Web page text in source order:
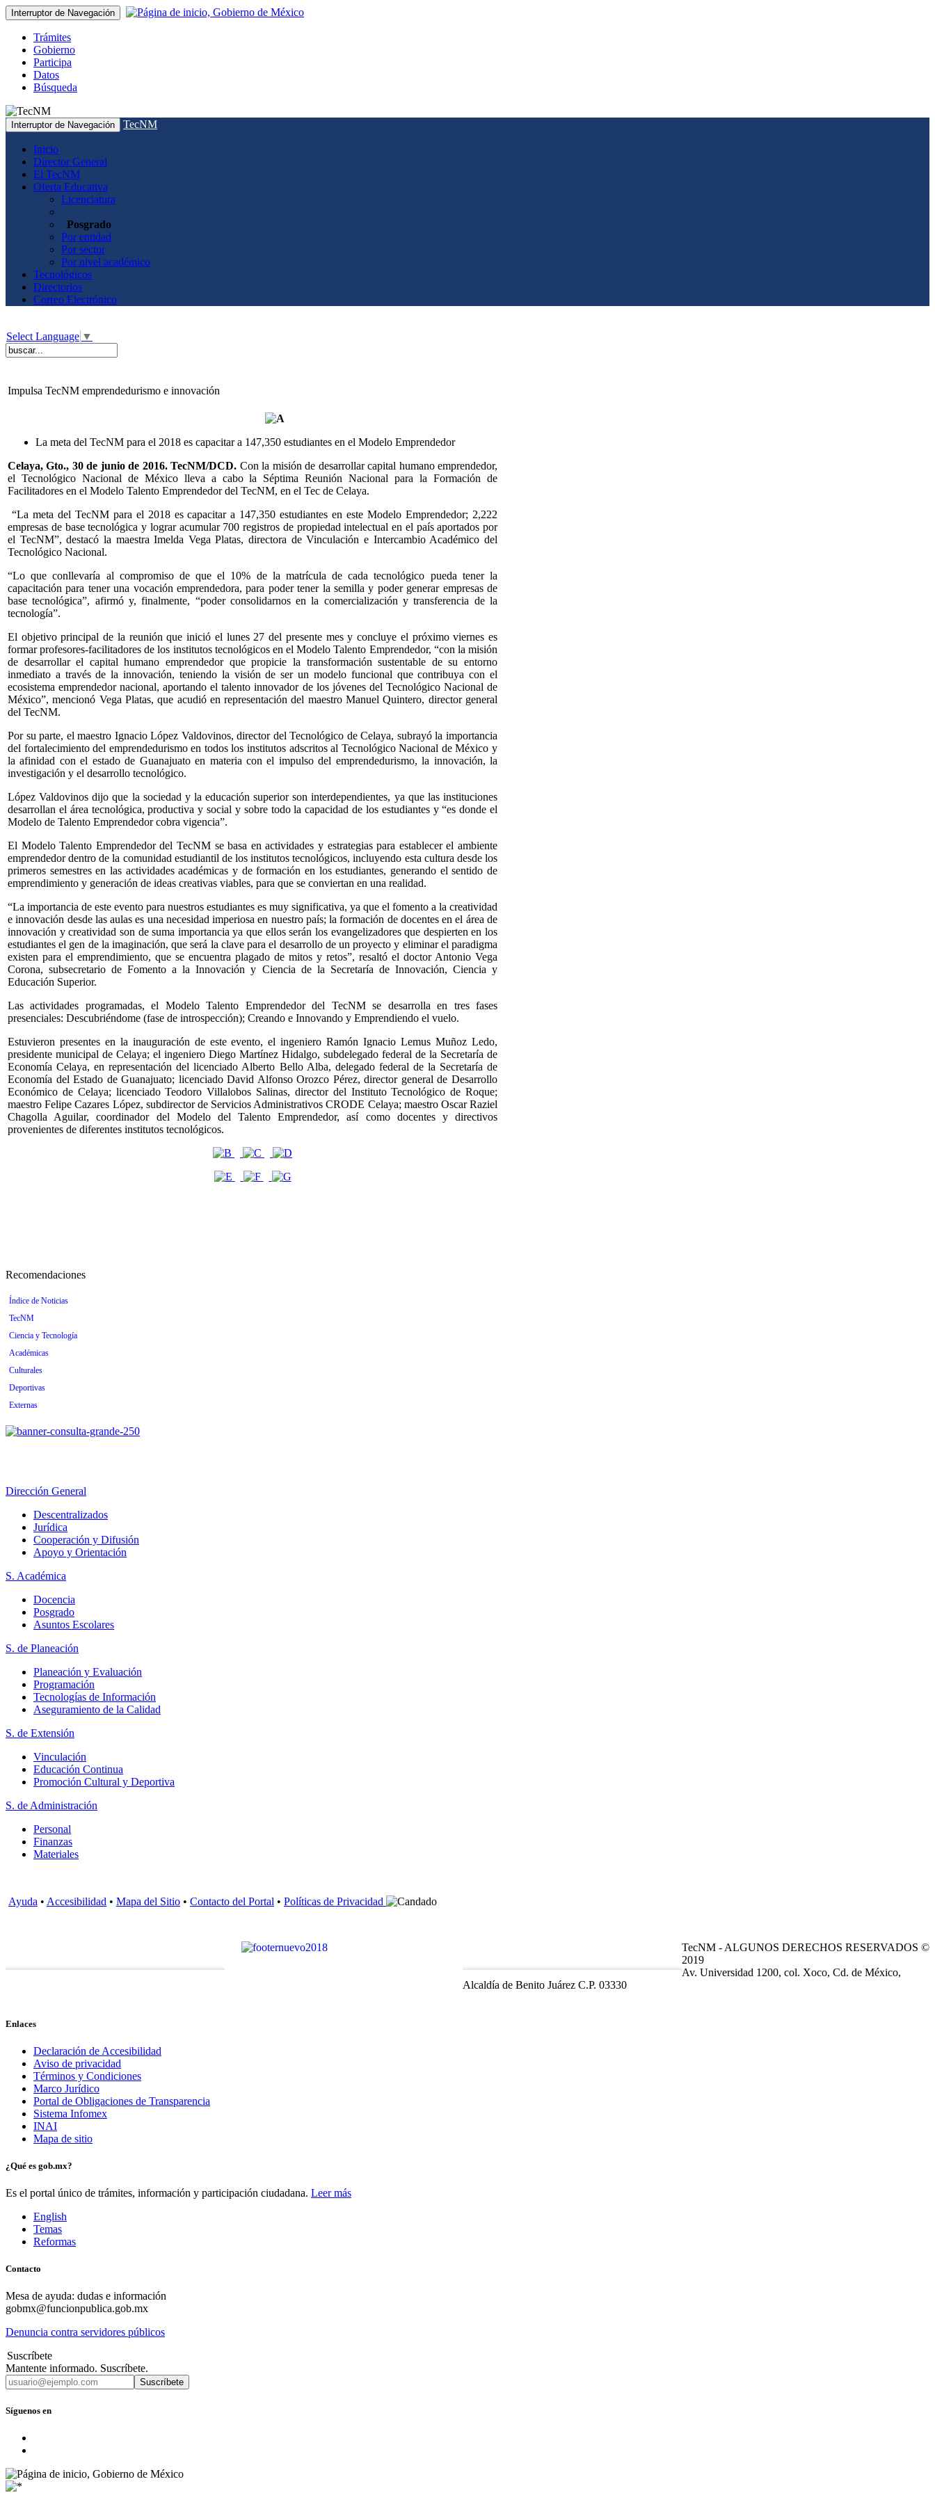
Interruptor de Navegación
Trámites
Gobierno
Participa
Datos
Búsqueda
Interruptor de Navegación TecNM
Inicio
Director General
El TecNM
Oferta Educativa
Licenciatura
Posgrado
Por entidad
Por sector
Por nivel académico
Tecnológicos
Directorios
Correo Electrónico
Select Language ▼
Impulsa TecNM emprendedurismo e innovación
La meta del TecNM para el 2018 es capacitar a 147,350 estudiantes en el Modelo Emprendedor
Celaya, Gto., 30 de junio de 2016. TecNM/DCD. Con la misión de desarrollar capital humano emprendedor,
el Tecnológico Nacional de México lleva a cabo la Séptima Reunión Nacional para la Formación de
Facilitadores en el Modelo Talento Emprendedor del TecNM, en el Tec de Celaya.
“La meta del TecNM para el 2018 es capacitar a 147,350 estudiantes en este Modelo Emprendedor; 2,222
empresas de base tecnológica y lograr acumular 700 registros de propiedad intelectual en el país aportados por
el TecNM”, destacó la maestra Imelda Vega Platas, directora de Vinculación e Intercambio Académico del
Tecnológico Nacional.
“Lo que conllevaría al compromiso de que el 10% de la matrícula de cada tecnológico pueda tener la
capacitación para tener una vocación emprendedora, para poder tener la semilla y poder generar empresas de
base tecnológica”, afirmó y, finalmente, “poder consolidarnos en la comercialización y transferencia de la
tecnología”.
El objetivo principal de la reunión que inició el lunes 27 del presente mes y concluye el próximo viernes es
formar profesores-facilitadores de los institutos tecnológicos en el Modelo Talento Emprendedor, “con la misión
de desarrollar el capital humano emprendedor que propicie la transformación sustentable de su entorno
inmediato a través de la innovación, teniendo la visión de ser un modelo funcional que contribuya con el
ecosistema emprendedor nacional, aportando el talento innovador de los jóvenes del Tecnológico Nacional de
México”, mencionó Vega Platas, que acudió en representación del maestro Manuel Quintero, director general
del TecNM.
Por su parte, el maestro Ignacio López Valdovinos, director del Tecnológico de Celaya, subrayó la importancia
del fortalecimiento del emprendedurismo en todos los institutos adscritos al Tecnológico Nacional de México y
la afinidad con el estado de Guanajuato en materia con el impulso del emprendedurismo, la innovación, la
investigación y el desarrollo tecnológico.
López Valdovinos dijo que la sociedad y la educación superior son interdependientes, ya que las instituciones
desarrollan el área tecnológica, productiva y social y sobre todo la capacidad de los estudiantes y “es donde el
Modelo de Talento Emprendedor cobra vigencia”.
El Modelo Talento Emprendedor del TecNM se basa en actividades y estrategias para establecer el ambiente
emprendedor dentro de la comunidad estudiantil de los institutos tecnológicos, incluyendo esta cultura desde los
primeros semestres en las actividades académicas y de formación en los estudiantes, generando el sentido de
emprendimiento y generación de ideas creativas viables, para que se conviertan en una realidad.
“La importancia de este evento para nuestros estudiantes es muy significativa, ya que el fomento a la creatividad
e innovación desde las aulas es una necesidad imperiosa en nuestro país; la formación de docentes en el área de
innovación y creatividad son de suma importancia ya que ellos serán los evangelizadores que despierten en los
estudiantes el gen de la imaginación, que será la clave para el desarrollo de un proyecto y eliminar el paradigma
existen para el emprendimiento, que se encuentra plagado de mitos y retos”, resaltó el doctor Antonio Vega
Corona, subsecretario de Fomento a la Innovación y Ciencia de la Secretaría de Innovación, Ciencia y
Educación Superior.
Las actividades programadas, el Modelo Talento Emprendedor del TecNM se desarrolla en tres fases
presenciales: Descubriéndome (fase de introspección); Creando e Innovando y Emprendiendo el vuelo.
Estuvieron presentes en la inauguración de este evento, el ingeniero Ramón Ignacio Lemus Muñoz Ledo,
presidente municipal de Celaya; el ingeniero Diego Martínez Hidalgo, subdelegado federal de la Secretaría de
Economía Celaya, en representación del licenciado Alberto Bello Alba, delegado federal de la Secretaría de
Economía del Estado de Guanajuato; licenciado David Alfonso Orozco Pérez, director general de Desarrollo
Económico de Celaya; licenciado Teodoro Villalobos Salinas, director del Instituto Tecnológico de Roque;
maestro Felipe Cazares López, subdirector de Servicios Administrativos CRODE Celaya; maestro Oscar Raziel
Chagolla Aguilar, coordinador del Modelo del Talento Emprendedor, así como docentes y directivos
provenientes de diferentes institutos tecnológicos.
Recomendaciones
Índice de Noticias
TecNM
Ciencia y Tecnología
Académicas
Culturales
Deportivas
Externas
Dirección General
Descentralizados
Jurídica
Cooperación y Difusión
Apoyo y Orientación
S. Académica
Docencia
Posgrado
Asuntos Escolares
S. de Planeación
Planeación y Evaluación
Programación
Tecnologías de Información
Aseguramiento de la Calidad
S. de Extensión
Vinculación
Educación Continua
Promoción Cultural y Deportiva
S. de Administración
Personal
Finanzas
Materiales
Ayuda • Accesibilidad • Mapa del Sitio • Contacto del Portal • Políticas de Privacidad
TecNM - ALGUNOS DERECHOS RESERVADOS ©
2019
Av. Universidad 1200, col. Xoco, Cd. de México,
Alcaldía de Benito Juárez C.P. 03330
Enlaces
Declaración de Accesibilidad
Aviso de privacidad
Términos y Condiciones
Marco Jurídico
Portal de Obligaciones de Transparencia
Sistema Infomex
INAI
Mapa de sitio
¿Qué es gob.mx?
Es el portal único de trámites, información y participación ciudadana. Leer más
English
Temas
Reformas
Contacto
Mesa de ayuda: dudas e información
gobmx@funcionpublica.gob.mx
Denuncia contra servidores públicos
Suscríbete
Mantente informado. Suscríbete.
Suscríbete
Síguenos en